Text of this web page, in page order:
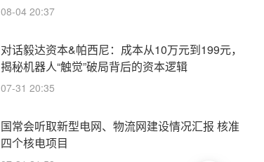
08-04 20:37
对话毅达资本&帕西尼：成本从10万元到199元，
揭秘机器人“触觉”破局背后的资本逻辑
07-31 20:35
国常会听取新型电网、物流网建设情况汇报 核准
四个核电项目